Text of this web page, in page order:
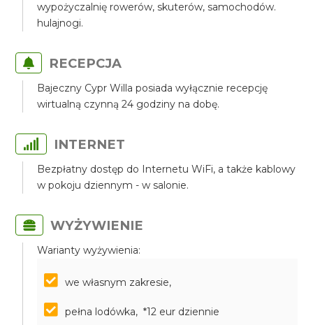
wypożyczalnię rowerów, skuterów, samochodów.
hulajnogi.
RECEPCJA
Bajeczny Cypr Willa posiada wyłącznie recepcję
wirtualną czynną 24 godziny na dobę.
INTERNET
Bezpłatny dostęp do Internetu WiFi, a także kablowy
w pokoju dziennym - w salonie.
WYŻYWIENIE
Warianty wyżywienia:
we własnym zakresie,
pełna lodówka, *12 eur dziennie